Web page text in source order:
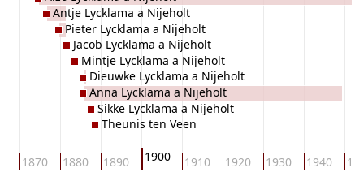
1870 1880 1890 1900 1910 1920 1930 1940
Antje Lycklama a Nijeholt
Pieter Lycklama a Nijeholt
Jacob Lycklama a Nijeholt
Mintje Lycklama a Nijeholt
Dieuwke Lycklama a Nijeholt
Anna Lycklama a Nijeholt
Sikke Lycklama a Nijeholt
Theunis ten Veen